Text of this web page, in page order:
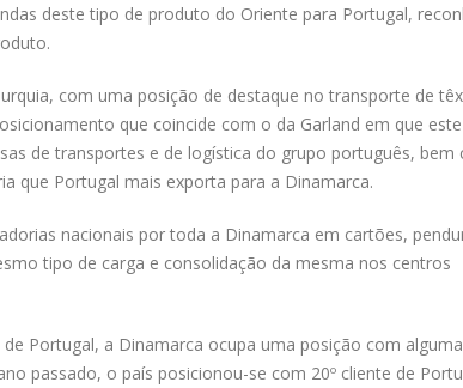
deste tipo de produto do Oriente para Portugal,
com uma posição de destaque no transporte de
que coincide com o da Garland em que
de transportes e de logística do grupo português, bem
que Portugal mais exporta para a Dinamarca.
nacionais por toda a Dinamarca em cartões,
tipo de carga e consolidação da mesma nos centros
Portugal, a Dinamarca ocupa uma posição com alguma
passado, o país posicionou-se com 20º cliente de